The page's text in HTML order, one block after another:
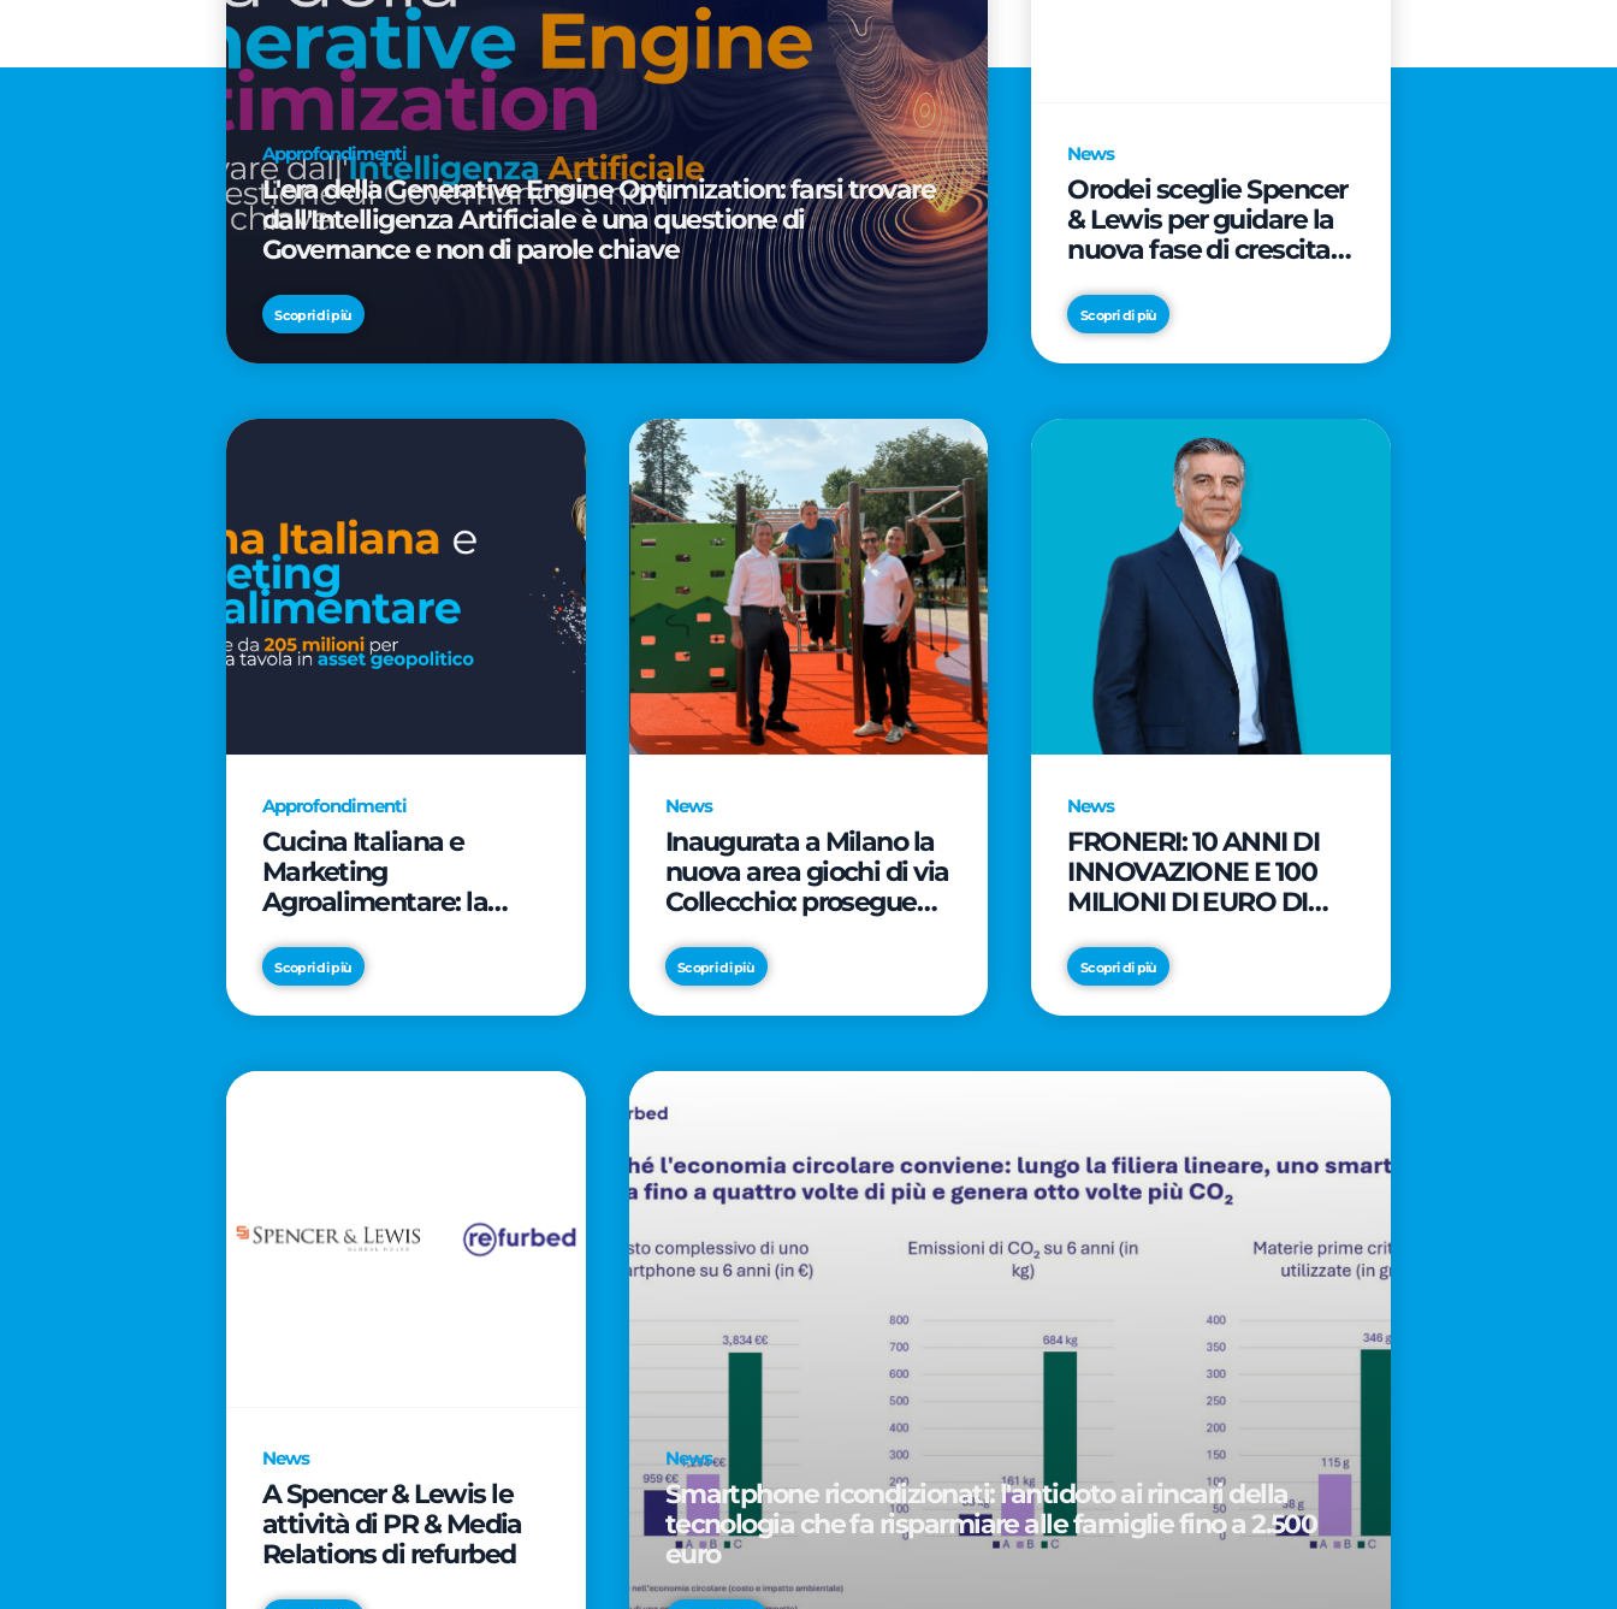
Approfondimenti
L'era della Generative Engine Optimization: farsi trovare
dall'Intelligenza Artificiale è una questione di
Governance e non di parole chiave
Scopri di più
News
Orodei sceglie Spencer
& Lewis per guidare la
nuova fase di crescita e
brand
Scopri di più
Approfondimenti
Cucina Italiana e
Marketing
Agroalimentare: la
milioni per trasformare
la tavola in asset
geopolitico
Scopri di più
News
Inaugurata a Milano la
nuova area giochi di via
Collecchio: prosegue
SmartCityLife per gli
spazi pubblici del
Municipio 8
Scopri di più
News
FRONERI: 10 ANNI DI
INNOVAZIONE E 100
MILIONI DI EURO DI
PER LO SVILUPPO DEL
MERCATO ITALIANO
DEL GELATO
Scopri di più
News
A Spencer & Lewis le
attività di PR & Media
Relations di refurbed
News
Smartphone ricondizionati: l'antidoto ai rincari della
tecnologia che fa risparmiare alle famiglie fino a 2.500
euro